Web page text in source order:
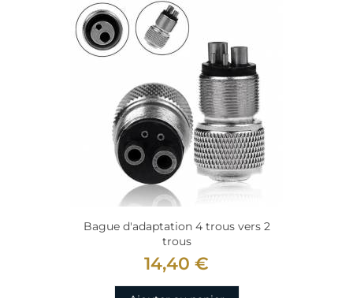
Bague d'adaptation 4 trous vers 2
trous
14,40 €